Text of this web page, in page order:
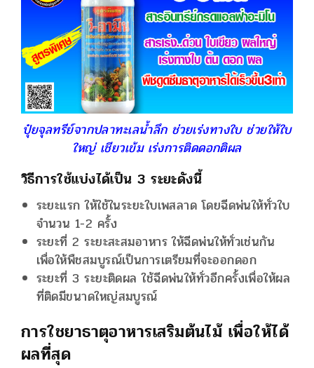
ปุ๋ยจุลทรีย์จากปลาทะเลน้ำลึก ช่วยเร่งทางใบ ช่วยให้ใบ
ใหญ่ เชียวเข้ม เร่งการติดดอกติผล
วิธีการใช้แบ่งได้เป็น 3 ระยะดังนี้
ระยะแรก ให้ใช้ในระยะใบเพสลาด โดยฉีดพ่นให้ทั่วใบ
จำนวน 1-2 ครั้ง
ระยะที่ 2 ระยะสะสมอาหาร ให้ฉีดพ่นให้ทั่วเช่นกัน
เพื่อให้พืชสมบูรณ์เป็นการเตรียมที่จะออกดอก
ระยะที่ 3 ระยะติดผล ใช้ฉีดพ่นให้ทั่วอีกครั้งเพื่อให้ผล
ที่ติดมีขนาดใหญ่สมบูรณ์
การใชยาธาตุอาหารเสริมต้นไม้ เพื่อให้ได้
ผลที่สุด